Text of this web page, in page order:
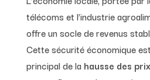
télécoms et l’industrie
offre un socle de revenus
Cette sécurité économique
principal de la hausse des prix